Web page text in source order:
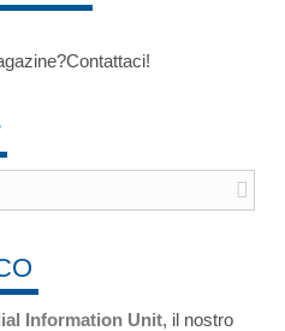
Information Unit, il nostro